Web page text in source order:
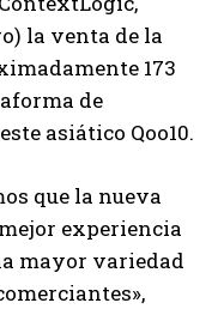
la venta de la
173
de
asiático Qoo10.
que la nueva
experiencia
mayor variedad